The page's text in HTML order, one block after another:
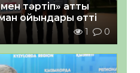
тәртіп» атты
ойындары өтті
1 0